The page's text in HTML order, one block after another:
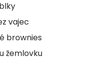
vajec
brownies
žemlovku